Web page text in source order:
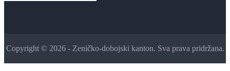
Copyright © 2026 - Zeničko-dobojski kanton. Sva prava pridržana.